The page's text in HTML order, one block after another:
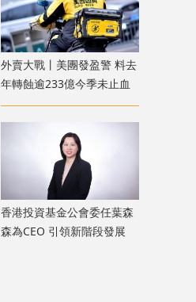
外賣大戰丨美團發盈警 料去
年轉蝕逾233億今季未止血
香港投資基金公會委任葉森
森為CEO 引領新階段發展